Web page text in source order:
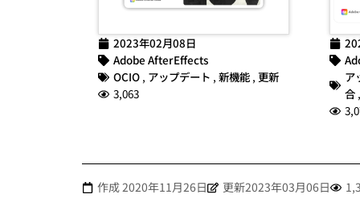
2023年02月08日
Adobe AfterEffects
OCIO , アップデート , 新機能 , 更新
3,063
ア
合
作成2020年11月26日 更新2023年03月06日